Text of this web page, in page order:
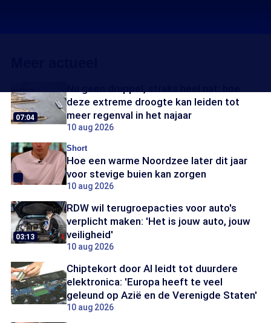
07:04
deze extreme droogte kan leiden tot
meer regenval in het najaar
10 aug 2026
Short
Hoe een warme Noordzee later dit jaar
voor stevige buien kan zorgen
10 aug 2026
03:13
RDW wil terugroepacties voor auto's
verplicht maken: 'Het is jouw auto, jouw
veiligheid'
10 aug 2026
Chiptekort door AI leidt tot duurdere
elektronica: 'Europa heeft te veel
geleund op Azië en de Verenigde Staten'
10 aug 2026